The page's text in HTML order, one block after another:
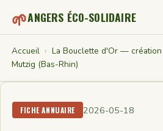
🌱ANGERS ÉCO-SOLIDAIRE
Accueil › La Bouclette d'Or —
Mutzig (Bas-Rhin)
FICHE ANNUAIRE 2026-05-18